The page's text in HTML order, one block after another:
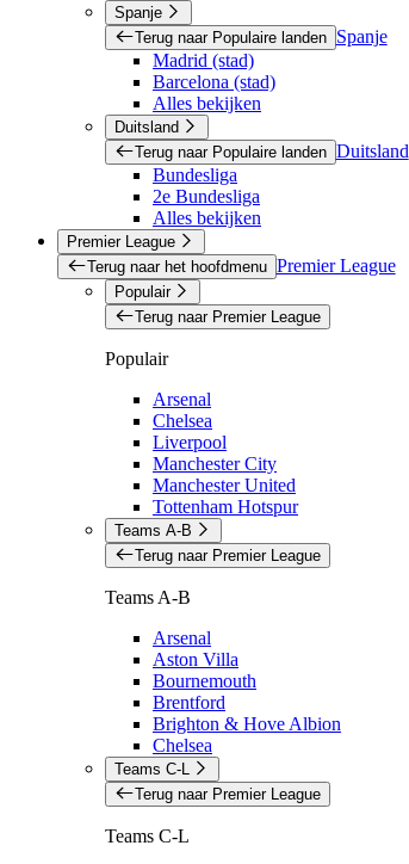
Spanje
Terug naar Populaire landen
Spanje
Madrid (stad)
Barcelona (stad)
Alles bekijken
Duitsland
Terug naar Populaire landen Duitsland
Bundesliga
2e Bundesliga
Alles bekijken
Premier League
Terug naar het hoofdmenu Premier League
Populair
Terug naar Premier League
Populair
Arsenal
Chelsea
Liverpool
Manchester City
Manchester United
Tottenham Hotspur
Teams A-B
Terug naar Premier League
Teams A-B
Arsenal
Aston Villa
Bournemouth
Brentford
Brighton & Hove Albion
Chelsea
Teams C-L
Terug naar Premier League
Teams C-L